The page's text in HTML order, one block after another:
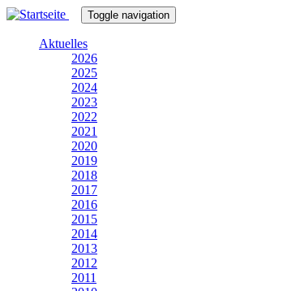
Direkt
Toggle navigation
Aktuelles
2026
2025
2024
2023
2022
2021
2020
2019
2018
2017
2016
2015
2014
2013
2012
2011